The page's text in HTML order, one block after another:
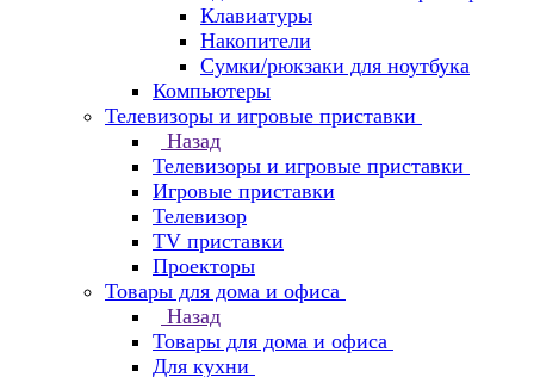
Клавиатуры
Накопители
Сумки/рюкзаки для ноутбука
Компьютеры
Телевизоры и игровые приставки
Назад
Телевизоры и игровые приставки
Игровые приставки
Телевизор
TV приставки
Проекторы
Товары для дома и офиса
Назад
Товары для дома и офиса
Для кухни